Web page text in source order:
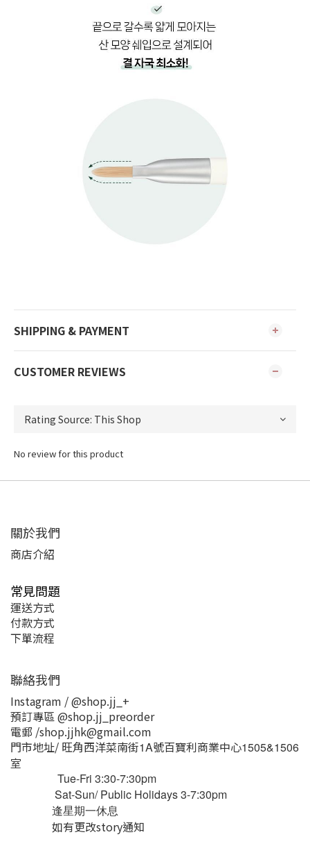
SHIPPING & PAYMENT
CUSTOMER REVIEWS
No review for this product
關於我們
商店介紹
常見問題
運送方式
付款方式
下單流程
聯絡我們
Instagram / @shop.jj_+
預訂專區 @shop.jj_preorder
電郵 /shop.jjhk@gmail.com
門市地址/ 旺角西洋菜南街1A號百寶利商業中心1505&1506
室
Tue-Fri 3:30-7:30pm
Sat-Sun/ Public Holidays 3-7:30pm
逢星期一休息
如有更改story通知